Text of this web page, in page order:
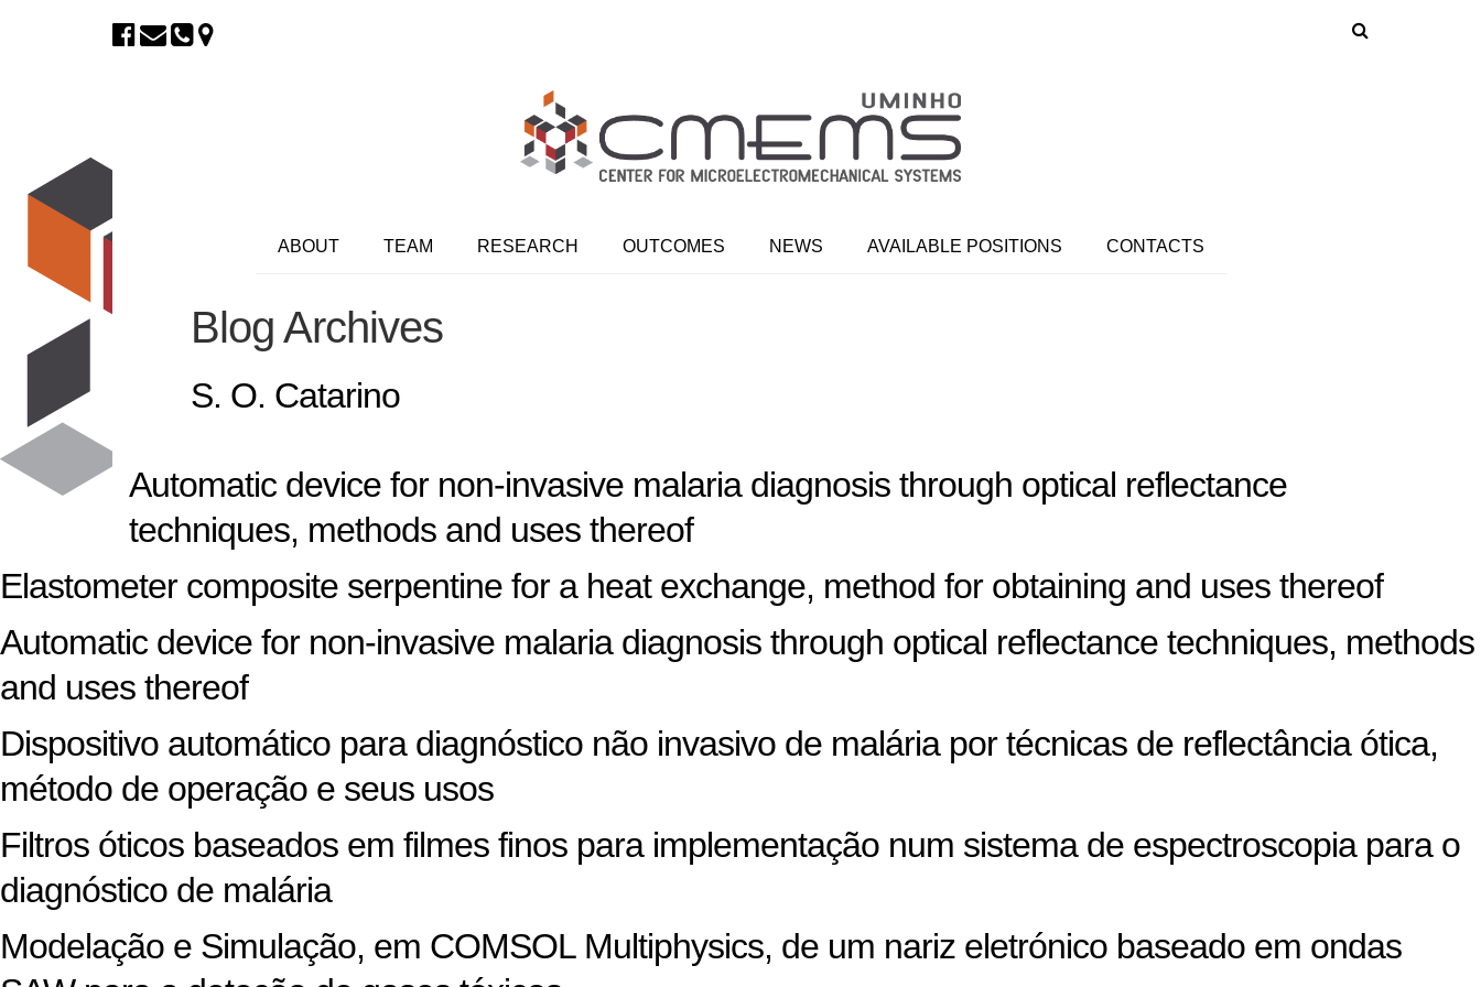
ABOUT TEAM RESEARCH OUTCOMES NEWS AVAILABLE POSITIONS CONTACTS
Blog Archives
S. O. Catarino
Automatic device for non-invasive malaria diagnosis through optical reflectance
techniques, methods and uses thereof
Elastometer composite serpentine for a heat exchange, method for obtaining and uses thereof
Automatic device for non-invasive malaria diagnosis through optical reflectance techniques, methods
and uses thereof
Dispositivo automático para diagnóstico não invasivo de malária por técnicas de reflectância ótica,
método de operação e seus usos
Filtros óticos baseados em filmes finos para implementação num sistema de espectroscopia para o
diagnóstico de malária
Modelação e Simulação, em COMSOL Multiphysics, de um nariz eletrónico baseado em ondas